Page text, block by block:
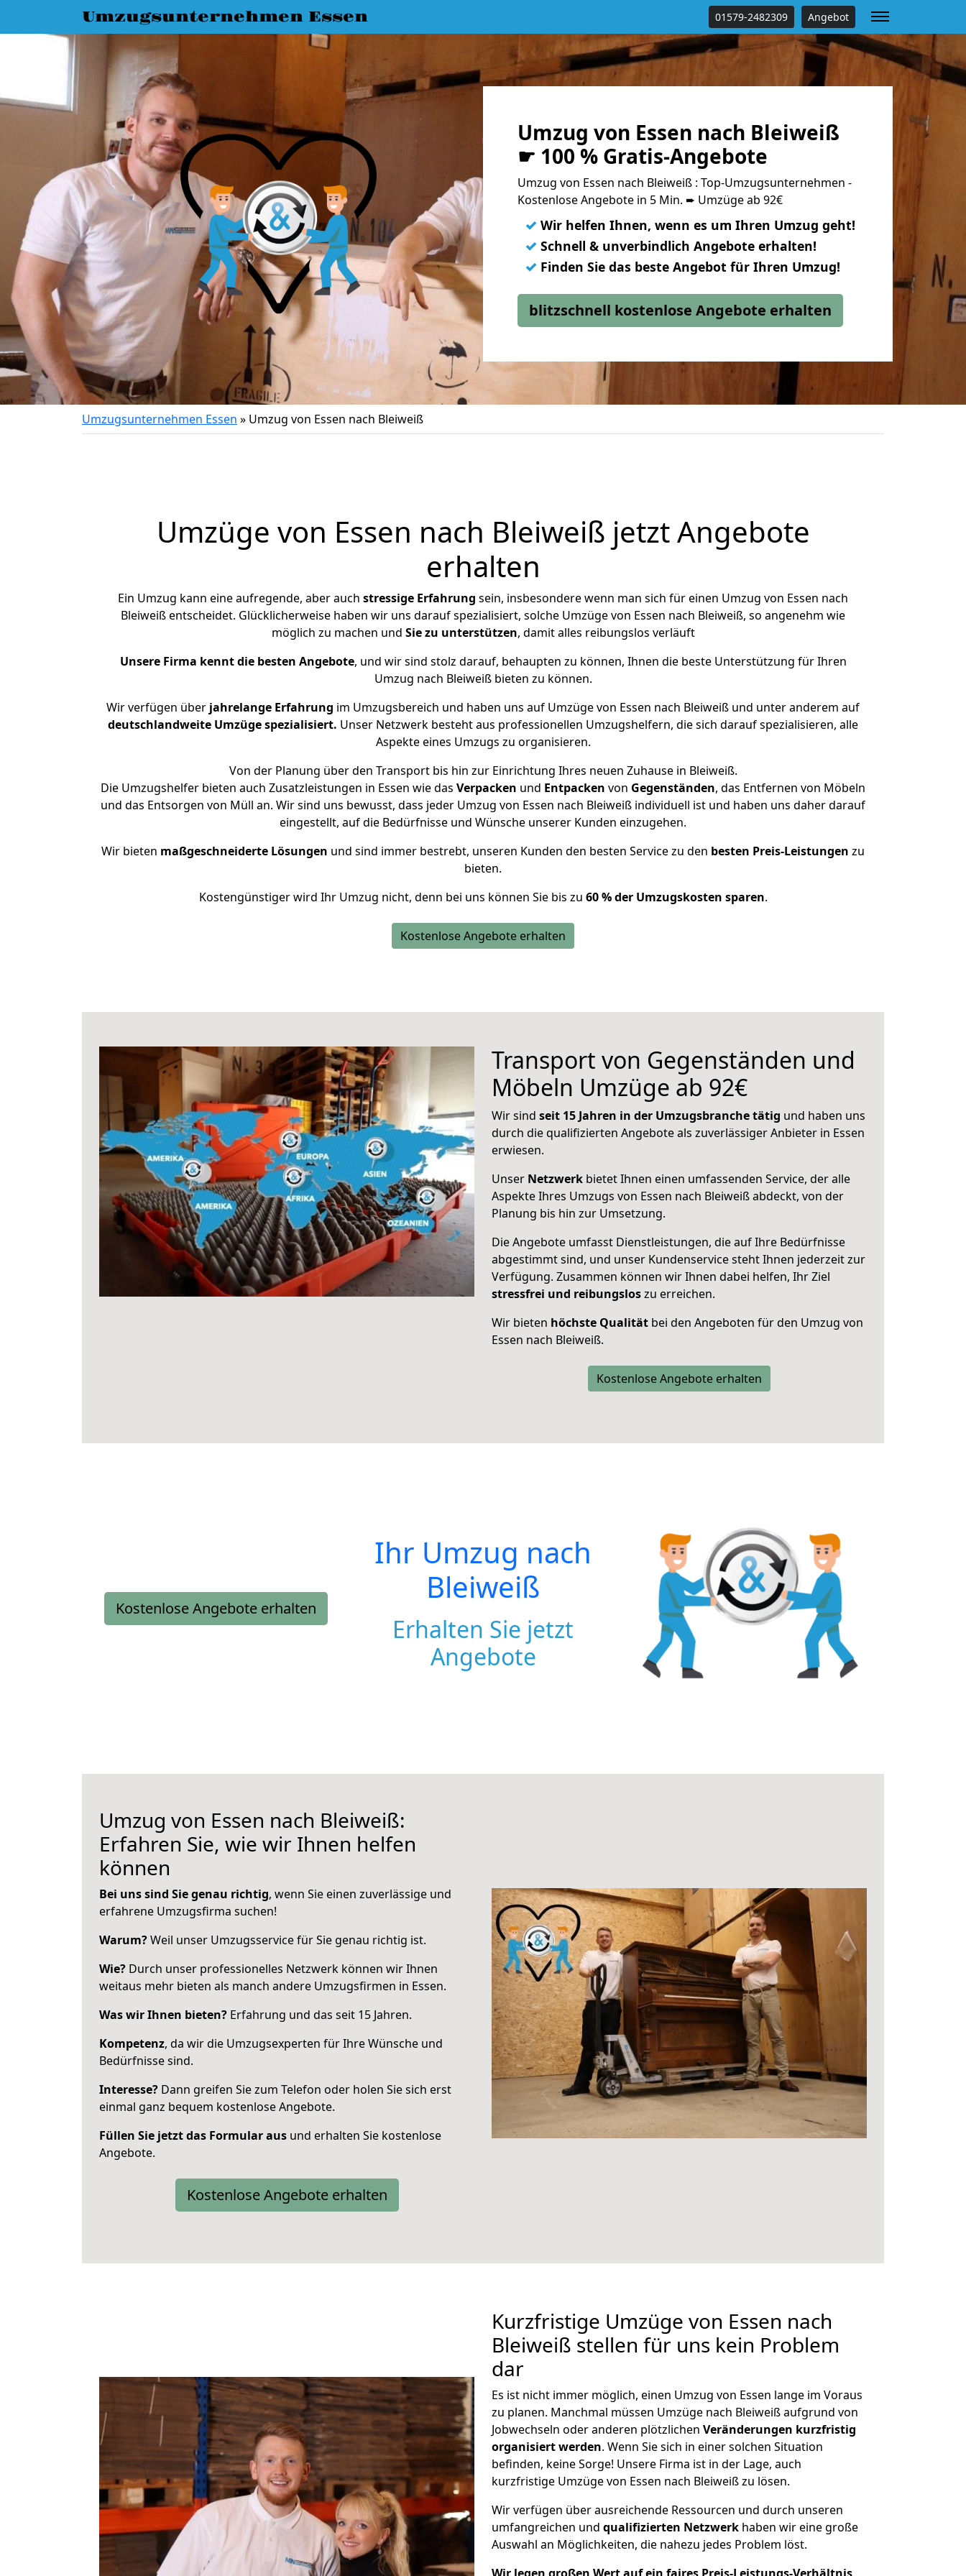
Umzugsunternehmen Essen 01579-2482309 Angebot
Umzug von Essen nach Bleiweiß
☛ 100 % Gratis-Angebote
Umzug von Essen nach Bleiweiß : Top-Umzugsunternehmen -
Kostenlose Angebote in 5 Min. ➨ Umzüge ab 92€
✓ Wir helfen Ihnen, wenn es um Ihren Umzug geht!
✓ Schnell & unverbindlich Angebote erhalten!
✓ Finden Sie das beste Angebot für Ihren Umzug!
blitzschnell kostenlose Angebote erhalten
Umzugsunternehmen Essen » Umzug von Essen nach Bleiweiß
Umzüge von Essen nach Bleiweiß jetzt Angebote
erhalten
Ein Umzug kann eine aufregende, aber auch stressige Erfahrung sein, insbesondere wenn man sich für einen Umzug von Essen nach
Bleiweiß entscheidet. Glücklicherweise haben wir uns darauf spezialisiert, solche Umzüge von Essen nach Bleiweiß, so angenehm wie
möglich zu machen und Sie zu unterstützen, damit alles reibungslos verläuft
Unsere Firma kennt die besten Angebote, und wir sind stolz darauf, behaupten zu können, Ihnen die beste Unterstützung für Ihren
Umzug nach Bleiweiß bieten zu können.
Wir verfügen über jahrelange Erfahrung im Umzugsbereich und haben uns auf Umzüge von Essen nach Bleiweiß und unter anderem auf
deutschlandweite Umzüge spezialisiert. Unser Netzwerk besteht aus professionellen Umzugshelfern, die sich darauf spezialisieren, alle
Aspekte eines Umzugs zu organisieren.
Von der Planung über den Transport bis hin zur Einrichtung Ihres neuen Zuhause in Bleiweiß.
Die Umzugshelfer bieten auch Zusatzleistungen in Essen wie das Verpacken und Entpacken von Gegenständen, das Entfernen von Möbeln
und das Entsorgen von Müll an. Wir sind uns bewusst, dass jeder Umzug von Essen nach Bleiweiß individuell ist und haben uns daher darauf
eingestellt, auf die Bedürfnisse und Wünsche unserer Kunden einzugehen.
Wir bieten maßgeschneiderte Lösungen und sind immer bestrebt, unseren Kunden den besten Service zu den besten Preis-Leistungen zu
bieten.
Kostengünstiger wird Ihr Umzug nicht, denn bei uns können Sie bis zu 60 % der Umzugskosten sparen.
Kostenlose Angebote erhalten
Transport von Gegenständen und
Möbeln Umzüge ab 92€
Wir sind seit 15 Jahren in der Umzugsbranche tätig und haben uns
durch die qualifizierten Angebote als zuverlässiger Anbieter in Essen
erwiesen.
Unser Netzwerk bietet Ihnen einen umfassenden Service, der alle
Aspekte Ihres Umzugs von Essen nach Bleiweiß abdeckt, von der
Planung bis hin zur Umsetzung.
Die Angebote umfasst Dienstleistungen, die auf Ihre Bedürfnisse
abgestimmt sind, und unser Kundenservice steht Ihnen jederzeit zur
Verfügung. Zusammen können wir Ihnen dabei helfen, Ihr Ziel
stressfrei und reibungsloszu erreichen.
Wir bieten höchste Qualität bei den Angeboten für den Umzug von
Essen nach Bleiweiß.
Kostenlose Angebote erhalten
Kostenlose Angebote erhalten
Ihr Umzug nach
Bleiweiß
Erhalten Sie jetzt
Angebote
Umzug von Essen nach Bleiweiß:
Erfahren Sie, wie wir Ihnen helfen
können
Bei uns sind Sie genau richtig, wenn Sie einen zuverlässige und
erfahrene Umzugsfirma suchen!
Warum?Weil unser Umzugsservice für Sie genau richtig ist.
Wie? Durch unser professionelles Netzwerk können wir Ihnen
weitaus mehr bieten als manch andere Umzugsfirmen in Essen.
Was wir Ihnen bieten? Erfahrung und das seit 15 Jahren.
Kompetenz, da wir die Umzugsexperten für Ihre Wünsche und
Bedürfnisse sind.
Interesse? Dann greifen Sie zum Telefon oder holen Sie sich erst
einmal ganz bequem kostenlose Angebote.
Füllen Sie jetzt das Formular aus und erhalten Sie kostenlose
Angebote.
Kostenlose Angebote erhalten
Kurzfristige Umzüge von Essen nach
Bleiweiß stellen für uns kein Problem
dar
Es ist nicht immer möglich, einen Umzug von Essen lange im Voraus
zu planen. Manchmal müssen Umzüge nach Bleiweiß aufgrund von
Jobwechseln oder anderen plötzlichen Veränderungen kurzfristig
organisiert werden. Wenn Sie sich in einer solchen Situation
befinden, keine Sorge! Unsere Firma ist in der Lage, auch
kurzfristige Umzüge von Essen nach Bleiweiß zu lösen.
Wir verfügen über ausreichende Ressourcen und durch unseren
umfangreichen und qualifizierten Netzwerk haben wir eine große
Auswahl an Möglichkeiten, die nahezu jedes Problem löst.